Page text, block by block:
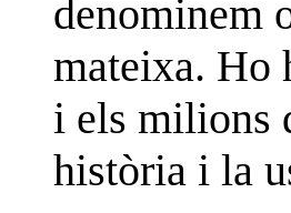
denominem
mateixa. Ho
i els milions
història i la